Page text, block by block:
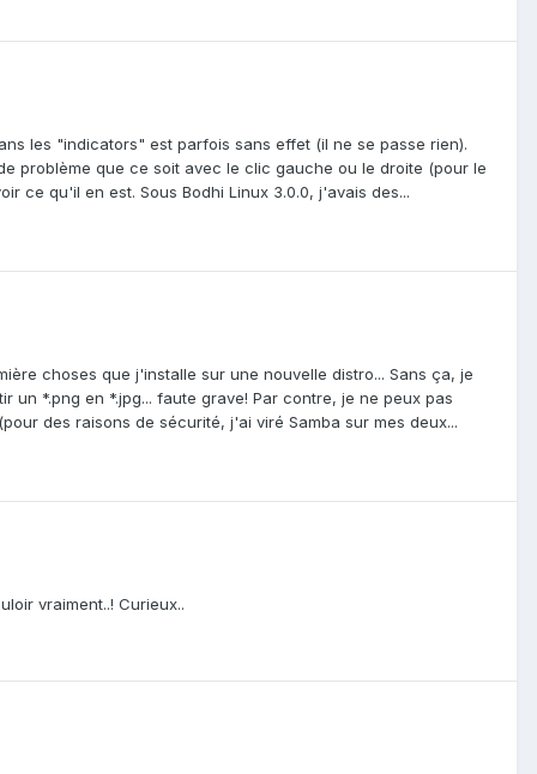
les "indicators" est parfois sans effet (il ne se passe rien).
problème que ce soit avec le clic gauche ou le droite (pour le
ce qu'il en est. Sous Bodhi Linux 3.0.0, j'avais des...
choses que j'installe sur une nouvelle distro... Sans ça, je
*.png en *.jpg... faute grave! Par contre, je ne peux pas
des raisons de sécurité, j'ai viré Samba sur mes deux...
vraiment..! Curieux..